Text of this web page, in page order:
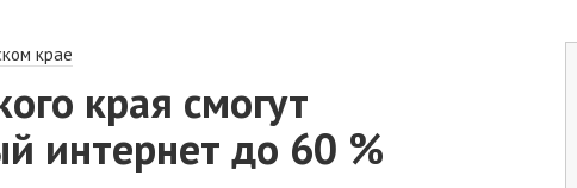
крае
края смогут
интернет до 60 %